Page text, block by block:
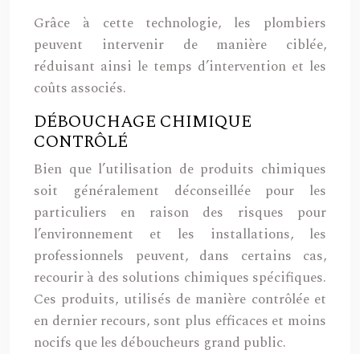
Grâce à cette technologie, les plombiers
peuvent intervenir de manière ciblée,
réduisant ainsi le temps d’intervention et les
coûts associés.
DÉBOUCHAGE CHIMIQUE
CONTRÔLÉ
Bien que l’utilisation de produits chimiques
soit généralement déconseillée pour les
particuliers en raison des risques pour
l’environnement et les installations, les
professionnels peuvent, dans certains cas,
recourir à des solutions chimiques spécifiques.
Ces produits, utilisés de manière contrôlée et
en dernier recours, sont plus efficaces et moins
nocifs que les déboucheurs grand public.